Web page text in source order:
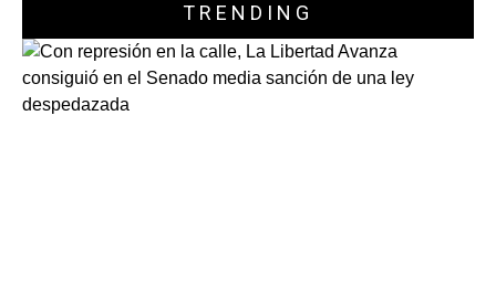
TRENDING